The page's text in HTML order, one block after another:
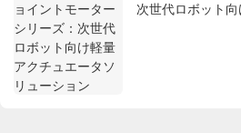
次世代ロボット